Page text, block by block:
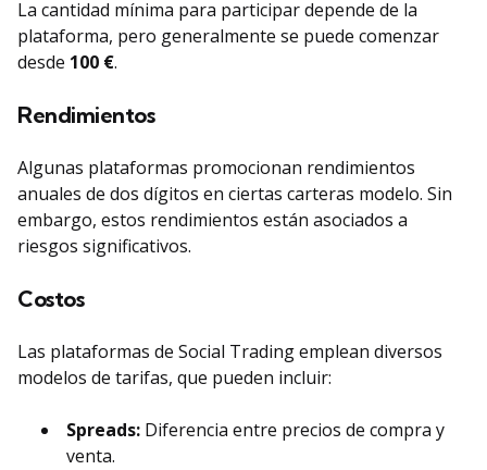
La cantidad mínima para participar depende de la
plataforma, pero generalmente se puede comenzar
desde 100 €.
Rendimientos
Algunas plataformas promocionan rendimientos
anuales de dos dígitos en ciertas carteras modelo. Sin
embargo, estos rendimientos están asociados a
riesgos significativos.
Costos
Las plataformas de Social Trading emplean diversos
modelos de tarifas, que pueden incluir:
Spreads: Diferencia entre precios de compra y
venta.